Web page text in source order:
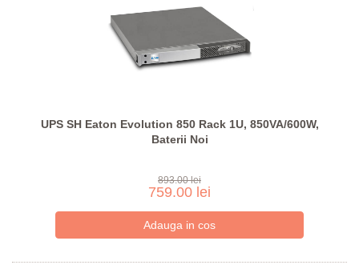
UPS SH Eaton Evolution 850 Rack 1U, 850VA/600W,
Baterii Noi
893.00 lei
759.00 lei